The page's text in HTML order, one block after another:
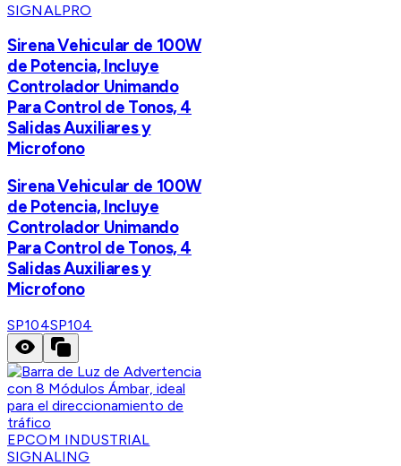
SIGNALPRO
Sirena Vehicular de 100W
de Potencia, Incluye
Controlador Unimando
Para Control de Tonos, 4
Salidas Auxiliares y
Microfono
Sirena Vehicular de 100W
de Potencia, Incluye
Controlador Unimando
Para Control de Tonos, 4
Salidas Auxiliares y
Microfono
SP104SP104
EPCOM INDUSTRIAL
SIGNALING